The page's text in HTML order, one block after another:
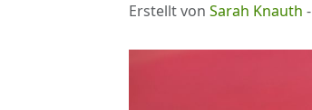
Erstellt von Sarah Knauth -